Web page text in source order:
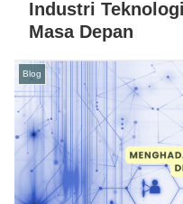
Industri
Masa Depan
Blog